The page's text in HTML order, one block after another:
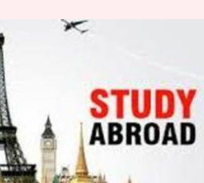
के लिए विदेश जाने
रजिस्ट्रेशन, जल्द
08:50 am